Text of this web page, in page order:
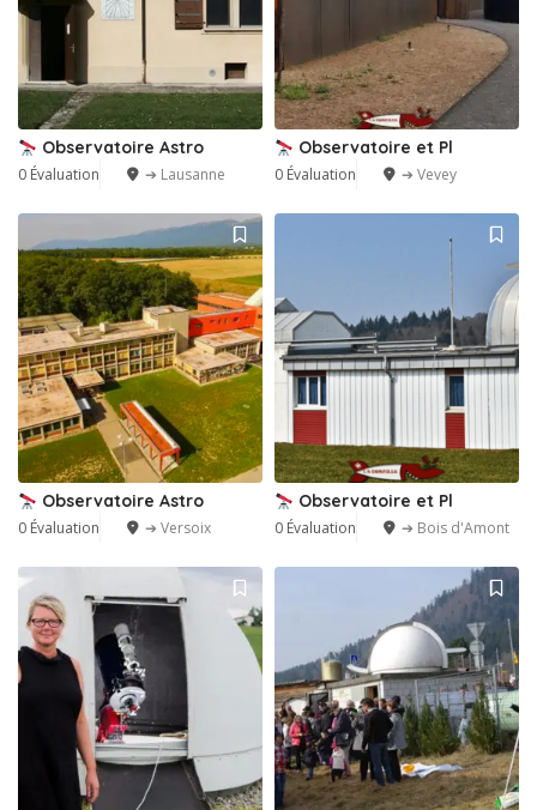
Observatoire Astro
0 Évaluation ➔ Lausanne
Observatoire et Pl
0 Évaluation ➔ Vevey
Observatoire Astro
0 Évaluation ➔ Versoix
Observatoire et Pl
0 Évaluation ➔ Bois d'Amont